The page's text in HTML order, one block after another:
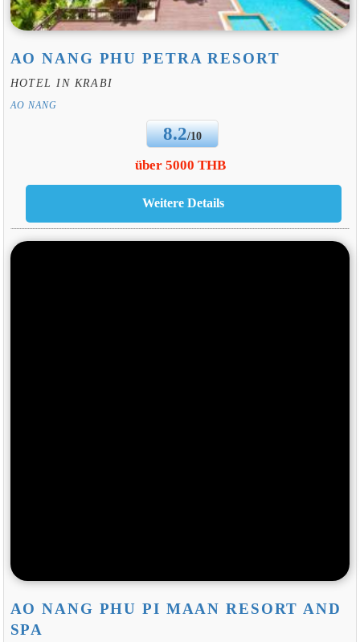
AO NANG PHU PETRA RESORT
HOTEL IN KRABI
AO NANG
8.2/10
über 5000 THB
AO NANG PHU PI MAAN RESORT AND
SPA